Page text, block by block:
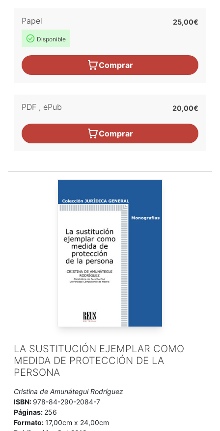
Papel
Disponible
25,00€
Comprar
PDF , ePub 20,00€
Comprar
LA SUSTITUCIÓN EJEMPLAR COMO
MEDIDA DE PROTECCIÓN DE LA
PERSONA
Cristina de Amunátegui Rodríguez
ISBN: 978-84-290-2084-7
Páginas: 256
Formato:17,00cm x 24,00cm